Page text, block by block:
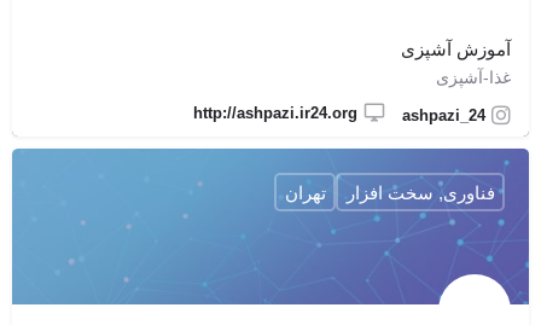
آموزش آشپزی
غذا-آشپزی
ashpazi_24
http://ashpazi.ir24.org
فناوری, سخت افزار تهران